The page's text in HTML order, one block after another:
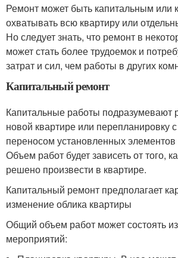
Ремонт может быть капитальным или
охватывать всю квартиру или
Но следует знать, что ремонт в
может стать более трудоемок и
затрат и сил, чем работы в других
Капитальный ремонт
Капитальные работы подразумевают
новой квартире или перепланировку
переносом установленных
Объем работ будет зависеть от того,
решено произвести в квартире.
Капитальный ремонт предполагает
изменение облика квартиры
Общий объем работ может состоять
мероприятий: